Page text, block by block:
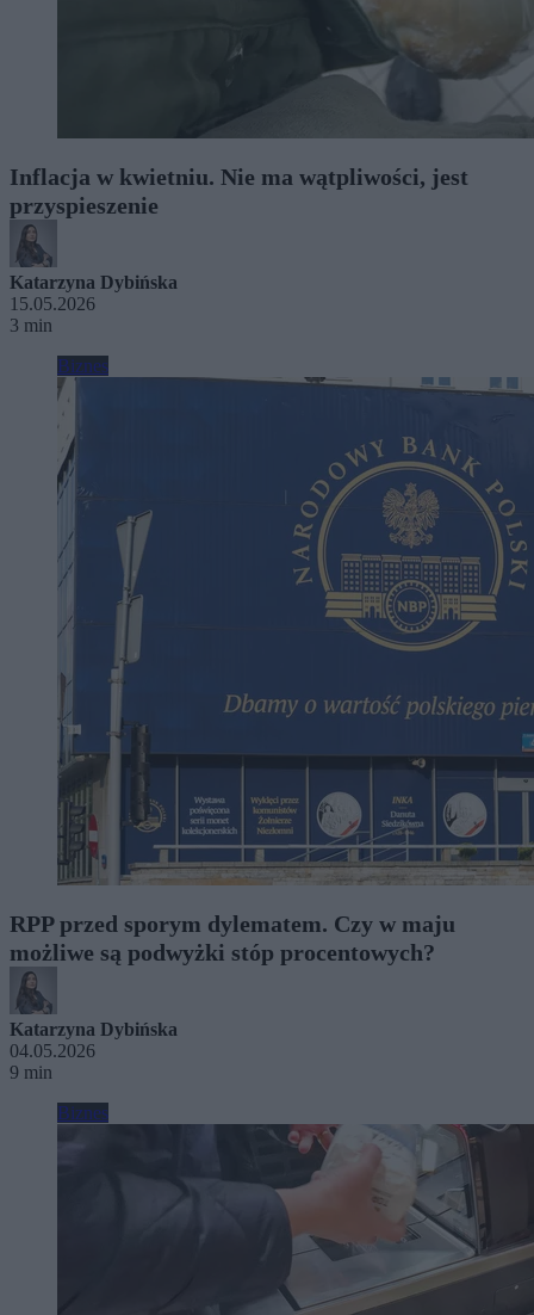
Inflacja w kwietniu. Nie ma wątpliwości, jest
przyspieszenie
Katarzyna Dybińska
15.05.2026
3 min
Biznes
RPP przed sporym dylematem. Czy w maju
możliwe są podwyżki stóp procentowych?
Katarzyna Dybińska
04.05.2026
9 min
Biznes